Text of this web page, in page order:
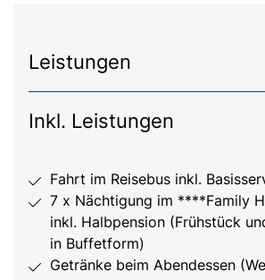
Leistungen
Inkl. Leistungen
Fahrt im Reisebus inkl.
7 x Nächtigung im ****Family
inkl. Halbpension (Frühstück
in Buffetform)
Getränke beim Abendessen